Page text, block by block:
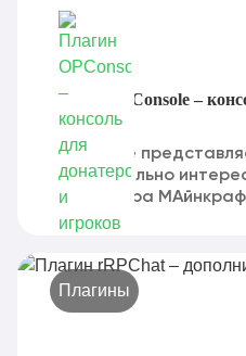
Плагин OPConsole –
игроков
OPConsole
действительно
для сервера
Плагины